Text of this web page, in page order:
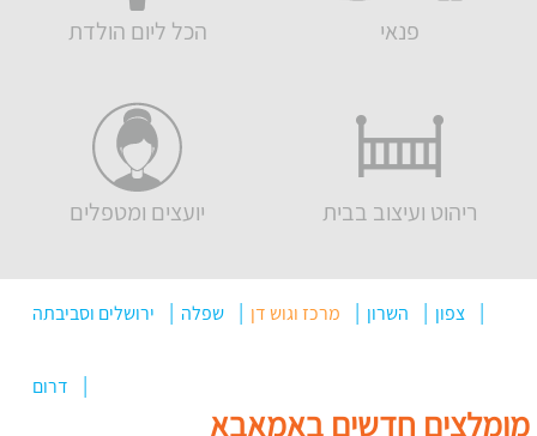
הכל ליום הולדת פנאי
יועצים ומטפלים ריהוט ועיצוב בבית
צפון השרון מרכז וגוש דן שפלה ירושלים וסביבתה
דרום
מומלצים חדשים באמאבא